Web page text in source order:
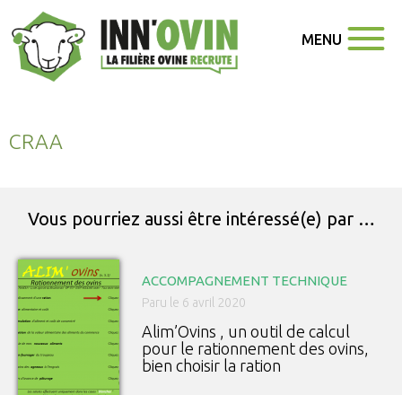
MENU
CRAA
Vous pourriez aussi être intéressé(e) par …
ACCOMPAGNEMENT TECHNIQUE
Paru le 6 avril 2020
Alim’Ovins , un outil de calcul
pour le rationnement des ovins,
bien choisir la ration